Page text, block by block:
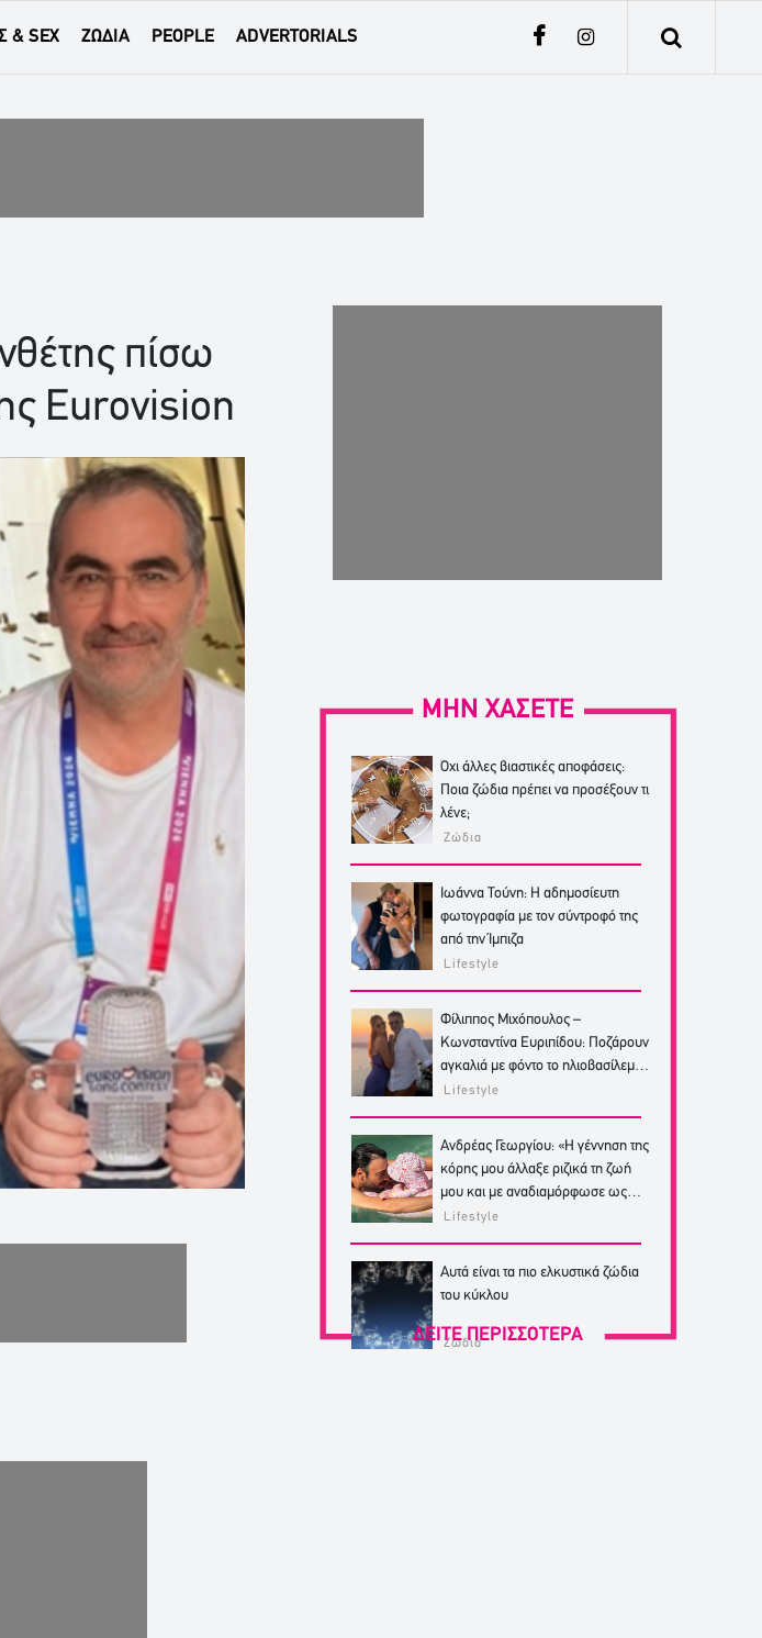
& SEX ΖΩΔΙΑ PEOPLE ADVERTORIALS
πίσω
Eurovision
ΜΗΝ ΧΑΣΕΤΕ
Όχι άλλες βιαστικές αποφάσεις:
Ποια ζώδια πρέπει να προσέξουν τι
λένε;
Ζώδια
Ιωάννα Τούνη: Η αδημοσίευτη
φωτογραφία με τον σύντροφό της
από την Ίμπιζα
Lifestyle
Φίλιππος Μιχόπουλος –
Κωνσταντίνα Ευριπίδου: Ποζάρουν
αγκαλιά με φόντο το ηλιοβασίλεμα
της Σαντορίνης
Lifestyle
Ανδρέας Γεωργίου: «Η γέννηση της
κόρης μου άλλαξε ριζικά τη ζωή
μου και με αναδιαμόρφωσε ως
άνθρωπο»
Lifestyle
Αυτά είναι τα πιο ελκυστικά ζώδια
του κύκλου
Ζώδια
ΔΕΙΤΕ ΠΕΡΙΣΣΟΤΕΡΑ